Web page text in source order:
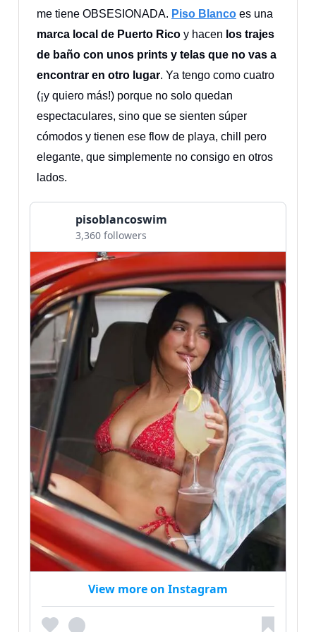
me tiene OBSESIONADA. Piso Blanco es una
marca local de Puerto Rico y hacen los trajes
de baño con unos prints y telas que no vas a
encontrar en otro lugar. Ya tengo como cuatro
(¡y quiero más!) porque no solo quedan
espectaculares, sino que se sienten súper
cómodos y tienen ese flow de playa, chill pero
elegante, que simplemente no consigo en otros
lados.
pisoblancoswim
3,360 followers
View more on Instagram